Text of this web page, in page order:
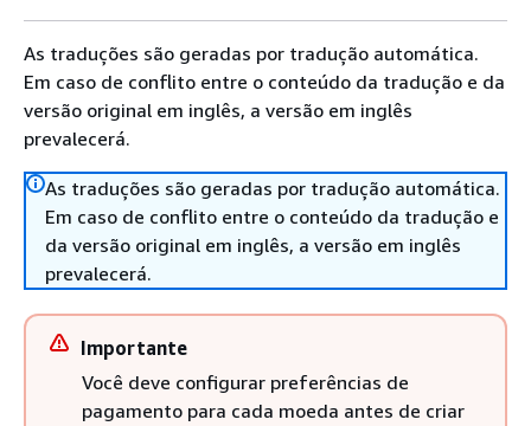
As traduções são geradas por tradução automática.
Em caso de conflito entre o conteúdo da tradução e da
versão original em inglês, a versão em inglês
prevalecerá.
As traduções são geradas por tradução automática.
Em caso de conflito entre o conteúdo da tradução e
da versão original em inglês, a versão em inglês
prevalecerá.
Importante
Você deve configurar preferências de
pagamento para cada moeda antes de criar